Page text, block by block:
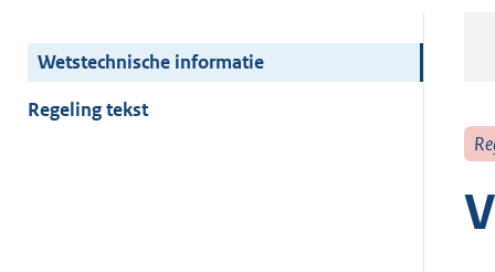
Wetstechnische informatie
Regeling tekst